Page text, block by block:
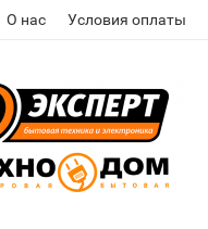
О нас Условия оплаты